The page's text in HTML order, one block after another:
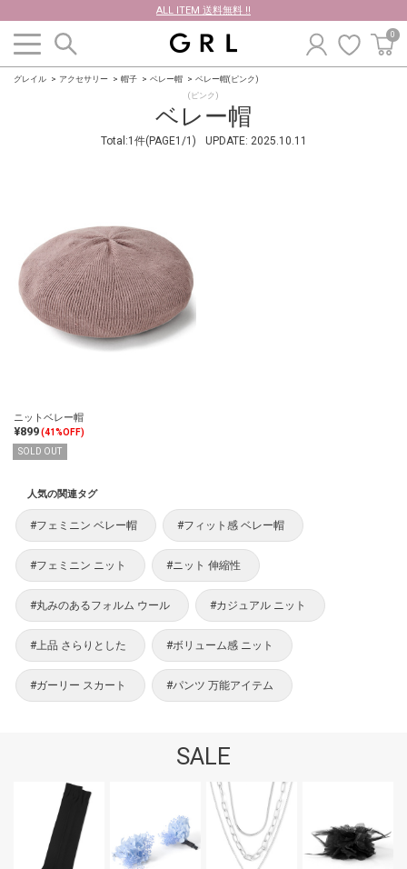
ALL ITEM 送料無料 !!
0
グレイル アクセサリー 帽子 ベレー帽 ベレー帽(ピンク)
ベレー帽
(ピンク)
Total:1件(PAGE1/1) UPDATE: 2025.10.11
ニットベレー帽
¥899(41%OFF)
SOLD OUT
人気の関連タグ
#フェミニン ベレー帽 #フィット感 ベレー帽
#フェミニン ニット #ニット 伸縮性
#丸みのあるフォルム ウール #カジュアル ニット
#上品 さらりとした #ボリューム感 ニット
#ガーリー スカート #パンツ 万能アイテム
SALE